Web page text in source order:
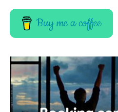
Buy me a coffee